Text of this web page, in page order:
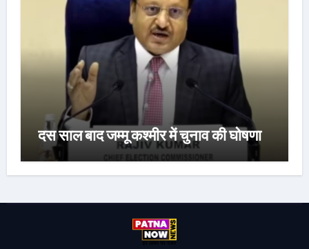
दस साल बाद जम्मू कश्मीर में चुनाव की घोषणा